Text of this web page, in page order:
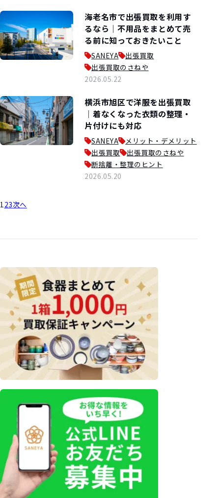
海老名市で出張買取を利用す
るなら｜不用品をまとめて売
る前に知っておきたいこと
SANEYA
出張買取
出張買取のさねや
2026.05.22
横浜市旭区で洋服を出張買取
｜着なくなった衣類の整理・
片付けにも対応
SANEYA
メリット・デメリット
出張買取
出張買取のさねや
断捨離・整理のヒント
2026.05.20
投
ペ
ー
ジ
送
123次へ